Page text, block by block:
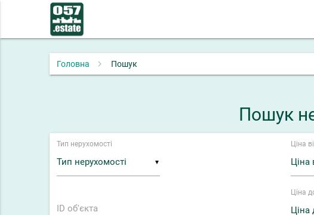
Головна Пошук
Пошук
▼
Тип нерухомості
ID об'єкта
Ціна
Ціна